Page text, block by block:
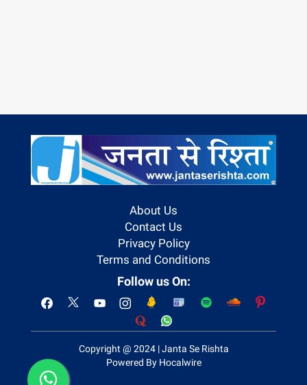
About Us
Contact Us
Privacy Policy
Terms and Conditions
Follow us On:
Copyright @ 2024 | Janta Se Rishta
Powered By Hocalwire